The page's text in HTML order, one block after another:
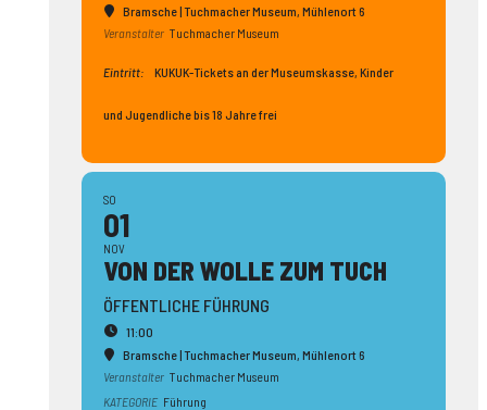
Bramsche | Tuchmacher Museum, Mühlenort 6
Veranstalter Tuchmacher Museum
Eintritt: KUKUK-Tickets an der Museumskasse, Kinder
und Jugendliche bis 18 Jahre frei
SO
01
NOV
VON DER WOLLE ZUM TUCH
ÖFFENTLICHE FÜHRUNG
11:00
Bramsche | Tuchmacher Museum, Mühlenort 6
Veranstalter Tuchmacher Museum
KATEGORIE Führung